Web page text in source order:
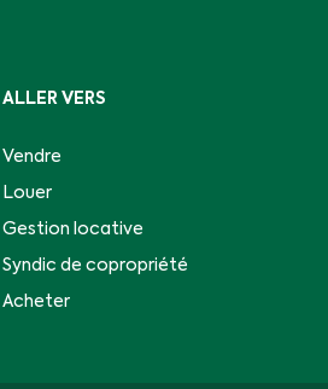
ALLER VERS
Vendre
Louer
Gestion locative
Syndic de copropriété
Acheter